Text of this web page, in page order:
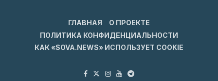
ГЛАВНАЯ
О ПРОЕКТЕ
ПОЛИТИКА КОНФИДЕНЦИАЛЬНОСТИ
КАК «SOVA.NEWS» ИСПОЛЬЗУЕТ COOKIE